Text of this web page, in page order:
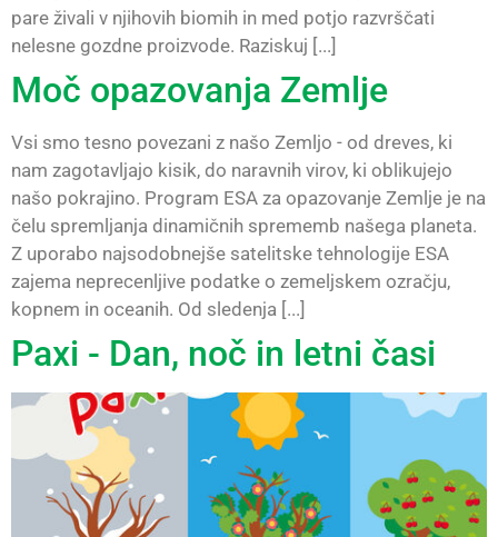
pare živali v njihovih biomih in med potjo razvrščati
nelesne gozdne proizvode. Raziskuj [...]
Moč opazovanja Zemlje
Vsi smo tesno povezani z našo Zemljo - od dreves, ki
nam zagotavljajo kisik, do naravnih virov, ki oblikujejo
našo pokrajino. Program ESA za opazovanje Zemlje je na
čelu spremljanja dinamičnih sprememb našega planeta.
Z uporabo najsodobnejše satelitske tehnologije ESA
zajema neprecenljive podatke o zemeljskem ozračju,
kopnem in oceanih. Od sledenja [...]
Paxi - Dan, noč in letni časi